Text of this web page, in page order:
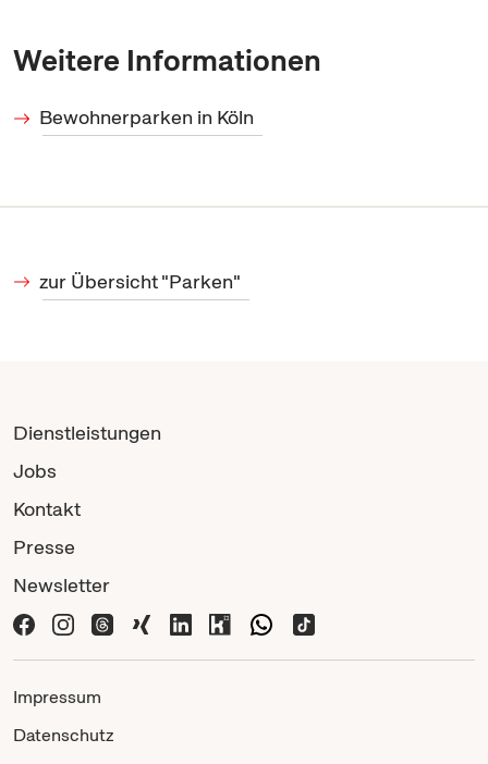
Weitere Informationen
Bewohnerparken in Köln
zur Übersicht "Parken"
Dienstleistungen
Jobs
Kontakt
Presse
Newsletter
Impressum
Datenschutz